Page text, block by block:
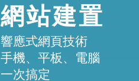
網站建置
響應式網頁技術
手機、平板、電腦
一次搞定